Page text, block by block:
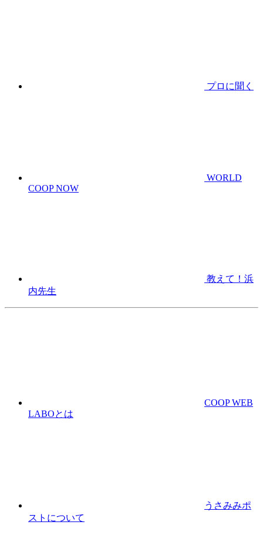
プロに聞く
WORLD
COOP NOW
教えて！浜
内先生
COOP WEB
LABOとは
うさみみポ
ストについて